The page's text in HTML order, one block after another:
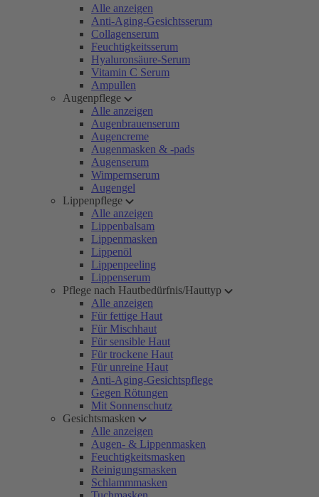
Alle anzeigen
Anti-Aging-Gesichtsserum
Collagenserum
Feuchtigkeitsserum
Hyaluronsäure-Serum
Vitamin C Serum
Ampullen
Augenpflege
Alle anzeigen
Augenbrauenserum
Augencreme
Augenmasken & -pads
Augenserum
Wimpernserum
Augengel
Lippenpflege
Alle anzeigen
Lippenbalsam
Lippenmasken
Lippenöl
Lippenpeeling
Lippenserum
Pflege nach Hautbedürfnis/Hauttyp
Alle anzeigen
Für fettige Haut
Für Mischhaut
Für sensible Haut
Für trockene Haut
Für unreine Haut
Anti-Aging-Gesichtspflege
Gegen Rötungen
Mit Sonnenschutz
Gesichtsmasken
Alle anzeigen
Augen- & Lippenmasken
Feuchtigkeitsmasken
Reinigungsmasken
Schlammmasken